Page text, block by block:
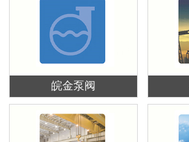
皖金泵阀